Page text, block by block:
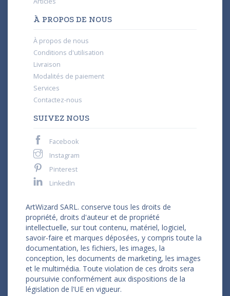
À PROPOS DE NOUS
À propos de nous
Conditions d'utilisation
Livraison
Modalités de paiement
Services
Contactez-nous
SUIVEZ NOUS
Facebook
Instagram
Pinterest
LinkedIn
ArtWizard SARL. conserve tous les droits de
propriété, droits d'auteur et de propriété
intellectuelle, sur tout contenu, matériel, logiciel,
savoir-faire et marques déposées, y compris toute la
documentation, les fichiers, les images, la
conception, les documents de marketing, les images
et le multimédia. Toute violation de ces droits sera
poursuivie conformément aux dispositions de la
législation de l'UE en vigueur.